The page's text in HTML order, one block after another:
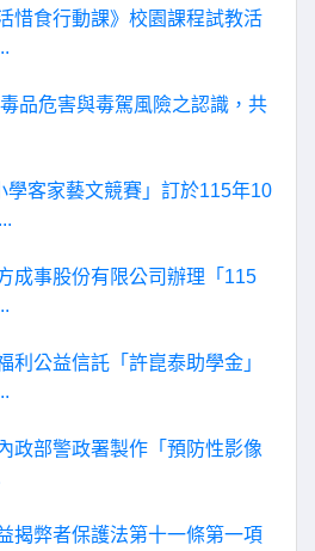
惜食行動課》校園課程試教活
品危害與毒駕風險之認識，共
學客家藝文競賽」訂於115年10
成事股份有限公司辦理「115
利公益信託「許崑泰助學金」
政部警政署製作「預防性影像
揭弊者保護法第十一條第一項